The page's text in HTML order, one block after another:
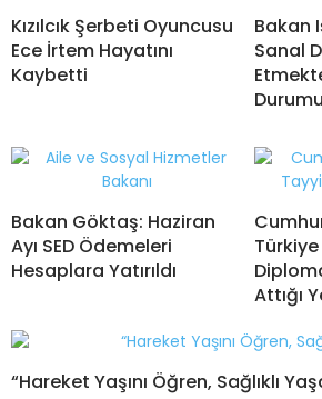
Kızılcık Şerbeti Oyuncusu
Ece İrtem Hayatını
Kaybetti
Bakan
Sanal
Bakan Göktaş: Haziran
Ayı SED Ödemeleri
Hesaplara Yatırıldı
Attığı
“Hareket Yaşını Öğren, Sağlıklı